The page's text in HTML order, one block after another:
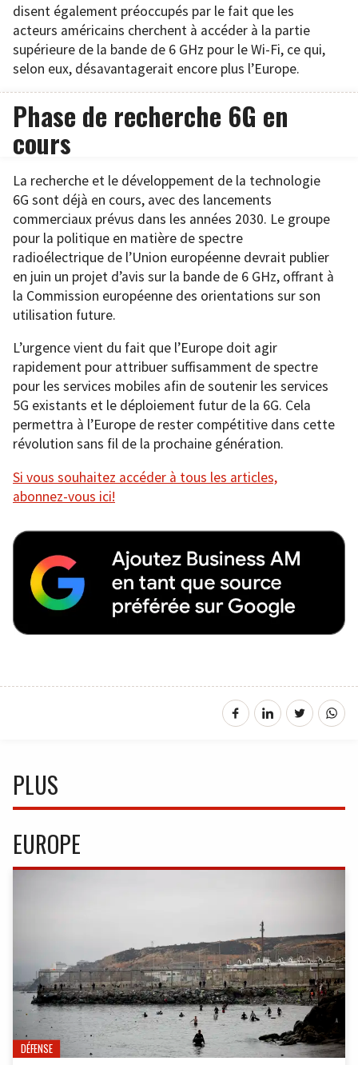
disent également préoccupés par le fait que les
acteurs américains cherchent à accéder à la partie
supérieure de la bande de 6 GHz pour le Wi-Fi, ce qui,
selon eux, désavantagerait encore plus l’Europe.
Phase de recherche 6G en
cours
La recherche et le développement de la technologie
6G sont déjà en cours, avec des lancements
commerciaux prévus dans les années 2030. Le groupe
pour la politique en matière de spectre
radioélectrique de l’Union européenne devrait publier
en juin un projet d’avis sur la bande de 6 GHz, offrant à
la Commission européenne des orientations sur son
utilisation future.
L’urgence vient du fait que l’Europe doit agir
rapidement pour attribuer suffisamment de spectre
pour les services mobiles afin de soutenir les services
5G existants et le déploiement futur de la 6G. Cela
permettra à l’Europe de rester compétitive dans cette
révolution sans fil de la prochaine génération.
Si vous souhaitez accéder à tous les articles,
abonnez-vous ici!
PLUS
EUROPE
DÉFENSE